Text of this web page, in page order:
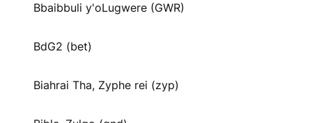
Bbaibbuli y'oLugwere (GWR)
BdG2 (bet)
Biahrai Tha, Zyphe rei (zyp)